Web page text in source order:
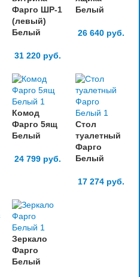
Фарго ШР-1
(левый)
Белый
31 220 руб.
Белый
26 640 руб.
Комод
Фарго 5ящ
Белый
24 799 руб.
Стол
туалетный
Фарго
Белый
17 274 руб.
Зеркало
Фарго
Белый